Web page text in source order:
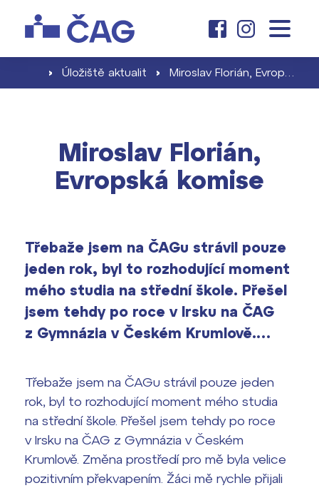
o škole
O nás
Kariéra na ČAG
Klub absolventů
Projekty ›
Harmonogram školního roku ›
Press kit ›
Školné pro ZŠ
Naši učitelé
Informace pro rodiče prvňáčků
gymnázium
Proč studovat u nás
Školné pro gymnázium
Přípravné kurzy a přijímací zkoušky
nanečisto
Maturitní zkoušky
Europass
FOCUSing
kontakt
vyhledávání
Bakaláři
Office 365
› Úložiště aktualit › Miroslav Florián, Evropská komise
Miroslav Florián,
Evropská komise
Třebaže jsem na ČAGu strávil pouze
jeden rok, byl to rozhodující moment
mého studia na střední škole. Přešel
jsem tehdy po roce v Irsku na ČAG
z Gymnázia v Českém Krumlově.…
Třebaže jsem na ČAGu strávil pouze jeden
rok, byl to rozhodující moment mého studia
na střední škole. Přešel jsem tehdy po roce
v Irsku na ČAG z Gymnázia v Českém
Krumlově. Změna prostředí pro mě byla velice
pozitivním překvapením. Žáci mě rychle přijali